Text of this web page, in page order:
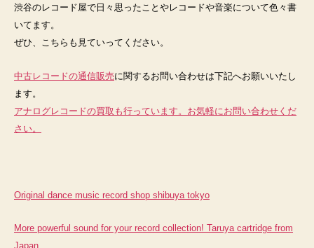
渋谷のレコード屋で日々思ったことやレコードや音楽について色々書
いてます。
ぜひ、こちらも見ていってください。
中古レコードの通信販売に関するお問い合わせは下記へお願いいたし
ます。
アナログレコードの買取も行っています。お気軽にお問い合わせくだ
さい。
Original dance music record shop shibuya tokyo
More powerful sound for your record collection! Taruya cartridge from
Japan